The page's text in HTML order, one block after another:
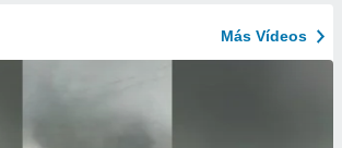
Más Vídeos